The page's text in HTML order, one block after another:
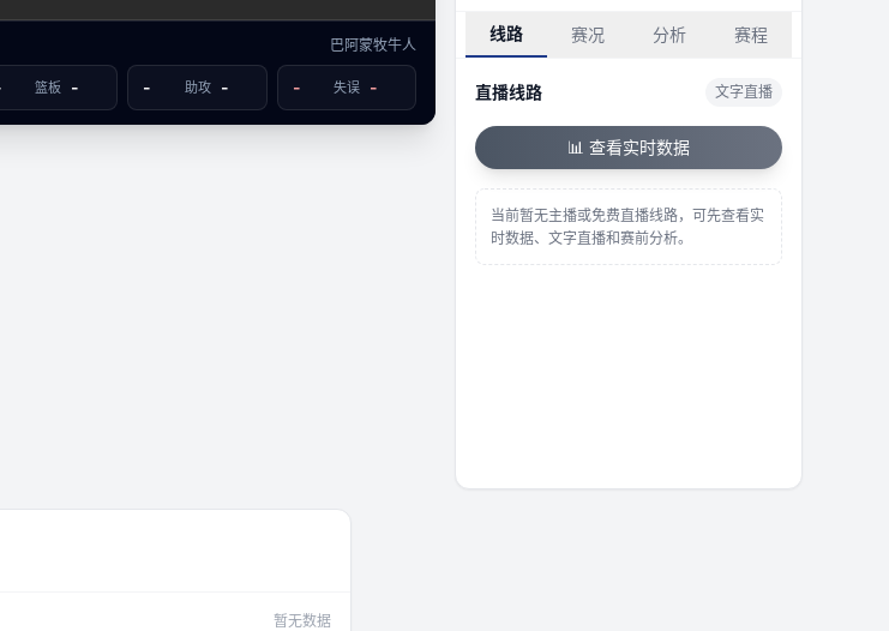
已结束
巴阿蒙牧牛人
篮板 - - 助攻 - - 失误 -
线路 赛况 分析 赛程
直播线路 文字直播
📊 查看实时数据
当前暂无主播或免费直播线路，可先查看实
时数据、文字直播和赛前分析。
暂无数据